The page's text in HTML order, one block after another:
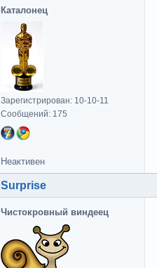
Каталонец
Зарегистрирован: 10-10-11
Сообщений: 175
Неактивен
Surprise
Чистокровный виндеец